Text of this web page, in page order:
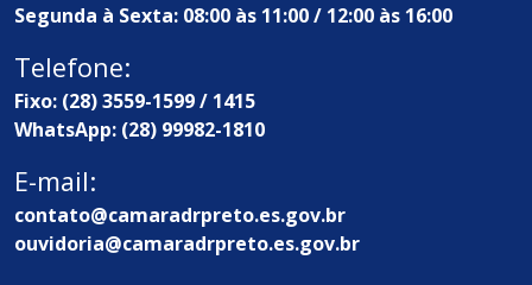
Segunda à Sexta: 08:00 às 11:00 / 12:00 às 16:00
Telefone:
Fixo: (28) 3559-1599 / 1415
WhatsApp: (28) 99982-1810
E-mail:
contato@camaradrpreto.es.gov.br
ouvidoria@camaradrpreto.es.gov.br